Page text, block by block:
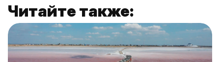
Читайте также: